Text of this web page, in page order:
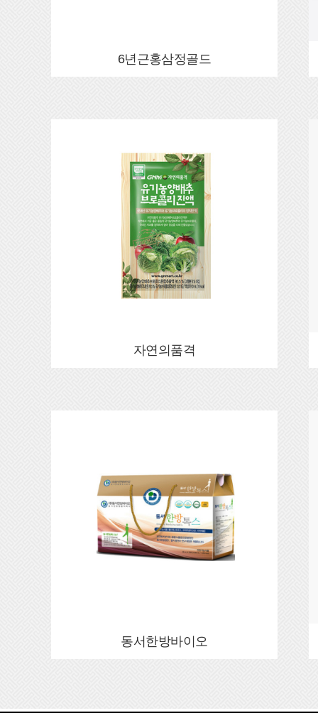
6년근홍삼정골드
자연의품격
동서한방바이오